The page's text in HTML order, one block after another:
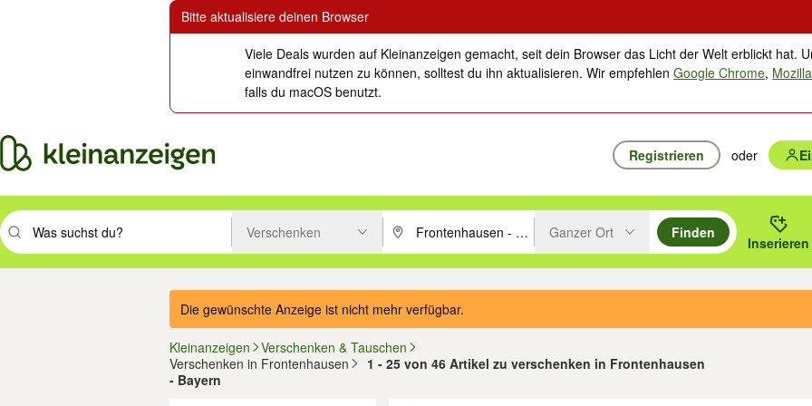
Bitte aktualisiere deinen Browser
Viele Deals wurden auf Kleinanzeigen gemacht, seit dein Browser das Licht der Welt erblickt hat.
einwandfrei nutzen zu können, solltest du ihn aktualisieren. Wir empfehlenGoogle Chrome,
falls du macOS benutzt.
Registrieren oder
Suchbegriff eingeben. Eingabetaste drücken um zu suchen, oder Vorschläge mit den Pfeiltasten nach oben/unten durchsuchen und mit
Verschenken PLZ oder Ort eingeben. Eingabetaste drücken um zu suchen, oder
Ganzer Ort
Finden
Inserieren
Die gewünschte Anzeige ist nicht mehr verfügbar.
Kleinanzeigen
Verschenken & Tauschen
Verschenken in Frontenhausen
1 - 25 von 46 Artikel zu verschenken in Frontenhausen
- Bayern